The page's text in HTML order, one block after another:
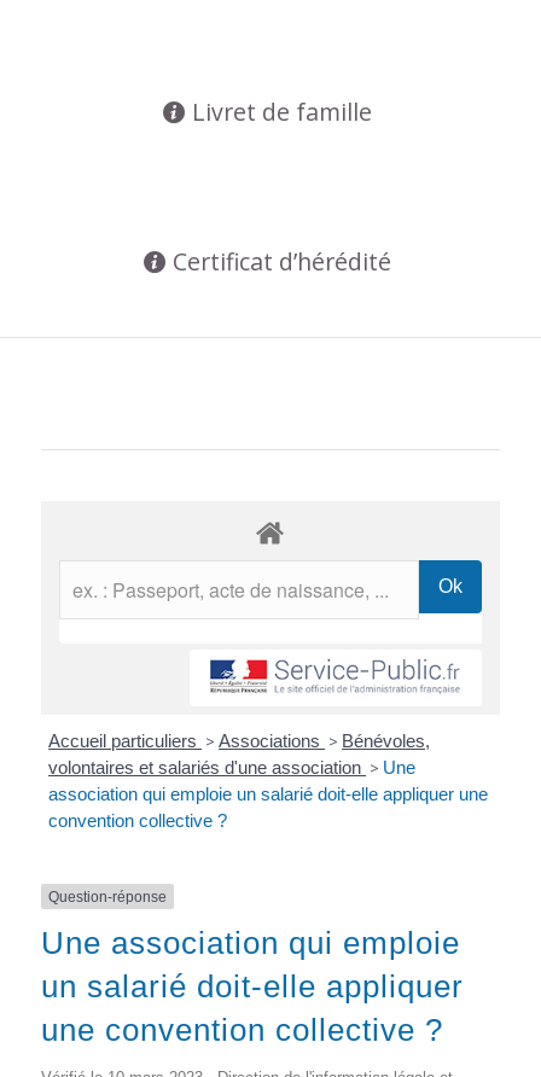
Livret de famille
Certificat d’hérédité
Accueil particuliers > Associations > Bénévoles,
volontaires et salariés d'une association > Une
association qui emploie un salarié doit-elle appliquer une
convention collective ?
Question-réponse
Une association qui emploie
un salarié doit-elle appliquer
une convention collective ?